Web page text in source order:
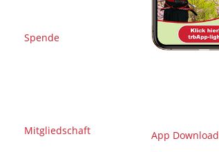
Spende
Mitgliedschaft App Download